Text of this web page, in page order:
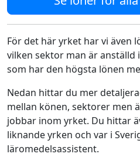
För det här yrket har vi även
vilken sektor man är anställd
som har den högsta lönen
Nedan hittar du mer
mellan könen, sektorer men
jobbar inom yrket. Du hittar
liknande yrken och var i
läromedelsassistent.